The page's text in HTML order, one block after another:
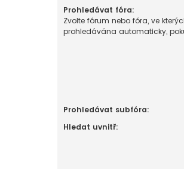
Prohledávat fóra:
Zvolte fórum nebo fóra, ve
prohledávána automaticky,
Prohledávat subfóra:
Hledat uvnitř: